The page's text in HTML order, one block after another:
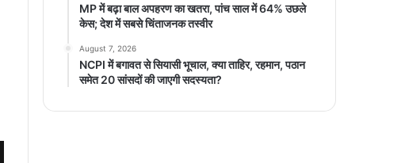
MP में बढ़ा बाल अपहरण का खतरा, पांच साल में 64% उछले
केस; देश में सबसे चिंताजनक तस्वीर
August 7, 2026
NCPI में बगावत से सियासी भूचाल, क्या ताहिर, रहमान, पठान
समेत 20 सांसदों की जाएगी सदस्यता?